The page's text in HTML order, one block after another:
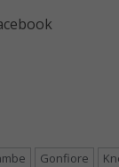
Gonfiore